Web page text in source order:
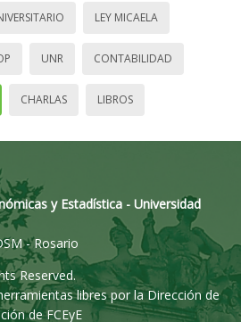
LEY MICAELA
UNR CONTABILIDAD
CHARLAS LIBROS
y Estadística - Universidad
- Rosario
Reserved.
libres por la Dirección de
de FCEyE